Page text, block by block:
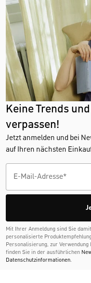
Keine Trends
verpassen!
Jetzt anmelden und bei
auf Ihren nächsten
Mit Ihrer Anmeldung sind Sie
personalisierte
Personalisierung, zur
finden Sie in der ausführlichen
Datenschutzinformationen.